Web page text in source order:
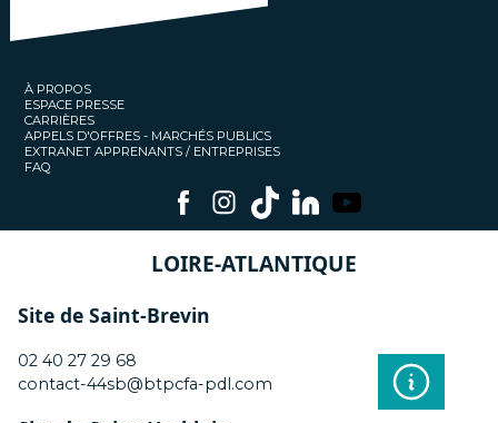
À PROPOS
ESPACE PRESSE
CARRIÈRES
APPELS D'OFFRES - MARCHÉS PUBLICS
EXTRANET APPRENANTS / ENTREPRISES
FAQ
LOIRE-ATLANTIQUE
Site de Saint-Brevin
02 40 27 29 68
contact-44sb@btpcfa-pdl.com